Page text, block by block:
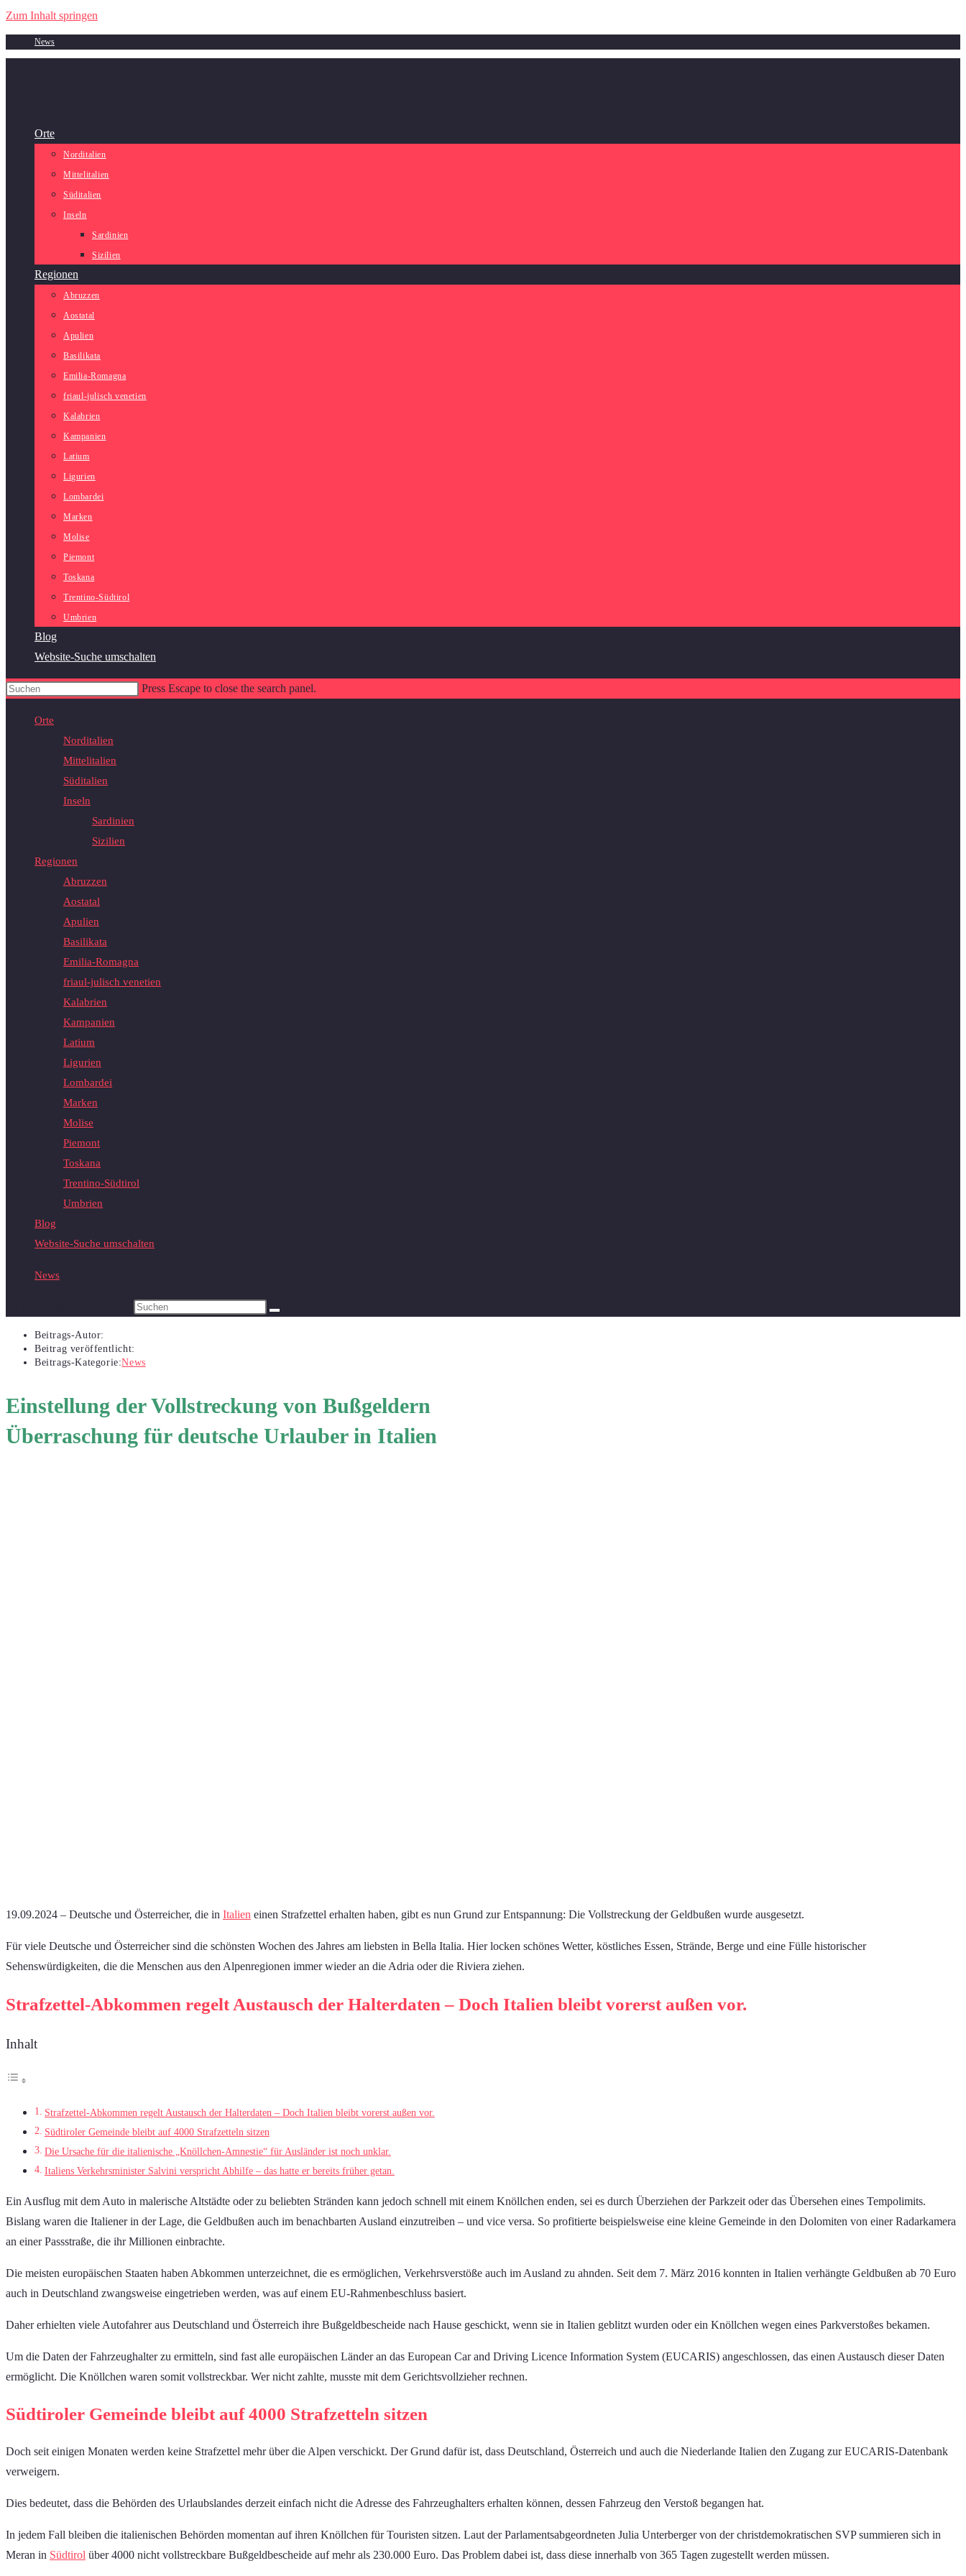
Zum Inhalt springen
News
Orte
Norditalien
Mittelitalien
Süditalien
Inseln
Sardinien
Sizilien
Regionen
Abruzzen
Aostatal
Apulien
Basilikata
Emilia-Romagna
friaul-julisch venetien
Kalabrien
Kampanien
Latium
Ligurien
Lombardei
Marken
Molise
Piemont
Toskana
Trentino-Südtirol
Umbrien
Blog
Website-Suche umschalten
Press Escape to close the search panel.
Orte
Norditalien
Mittelitalien
Süditalien
Inseln
Sardinien
Sizilien
Regionen
Abruzzen
Aostatal
Apulien
Basilikata
Emilia-Romagna
friaul-julisch venetien
Kalabrien
Kampanien
Latium
Ligurien
Lombardei
Marken
Molise
Piemont
Toskana
Trentino-Südtirol
Umbrien
Blog
Website-Suche umschalten
News
Beitrags-Autor:
Beitrag veröffentlicht:
Beitrags-Kategorie:News
Einstellung der Vollstreckung von Bußgeldern
Überraschung für deutsche Urlauber in Italien
19.09.2024 – Deutsche und Österreicher, die in Italien einen Strafzettel erhalten haben, gibt es nun Grund zur Entspannung: Die Vollstreckung der Geldbußen wurde ausgesetzt.
Für viele Deutsche und Österreicher sind die schönsten Wochen des Jahres am liebsten in Bella Italia. Hier locken schönes Wetter, köstliches Essen, Strände, Berge und eine Fülle historischer
Sehenswürdigkeiten, die die Menschen aus den Alpenregionen immer wieder an die Adria oder die Riviera ziehen.
Strafzettel-Abkommen regelt Austausch der Halterdaten – Doch Italien bleibt vorerst außen vor.
Inhalt
Strafzettel-Abkommen regelt Austausch der Halterdaten – Doch Italien bleibt vorerst außen vor.
Südtiroler Gemeinde bleibt auf 4000 Strafzetteln sitzen
Die Ursache für die italienische „Knöllchen-Amnestie“ für Ausländer ist noch unklar.
Italiens Verkehrsminister Salvini verspricht Abhilfe – das hatte er bereits früher getan.
Ein Ausflug mit dem Auto in malerische Altstädte oder zu beliebten Stränden kann jedoch schnell mit einem Knöllchen enden, sei es durch Überziehen der Parkzeit oder das Übersehen eines Tempolimits.
Bislang waren die Italiener in der Lage, die Geldbußen auch im benachbarten Ausland einzutreiben – und vice versa. So profitierte beispielsweise eine kleine Gemeinde in den Dolomiten von einer Radarkamera
an einer Passstraße, die ihr Millionen einbrachte.
Die meisten europäischen Staaten haben Abkommen unterzeichnet, die es ermöglichen, Verkehrsverstöße auch im Ausland zu ahnden. Seit dem 7. März 2016 konnten in Italien verhängte Geldbußen ab 70 Euro
auch in Deutschland zwangsweise eingetrieben werden, was auf einem EU-Rahmenbeschluss basiert.
Daher erhielten viele Autofahrer aus Deutschland und Österreich ihre Bußgeldbescheide nach Hause geschickt, wenn sie in Italien geblitzt wurden oder ein Knöllchen wegen eines Parkverstoßes bekamen.
Um die Daten der Fahrzeughalter zu ermitteln, sind fast alle europäischen Länder an das European Car and Driving Licence Information System (EUCARIS) angeschlossen, das einen Austausch dieser Daten
ermöglicht. Die Knöllchen waren somit vollstreckbar. Wer nicht zahlte, musste mit dem Gerichtsvollzieher rechnen.
Südtiroler Gemeinde bleibt auf 4000 Strafzetteln sitzen
Doch seit einigen Monaten werden keine Strafzettel mehr über die Alpen verschickt. Der Grund dafür ist, dass Deutschland, Österreich und auch die Niederlande Italien den Zugang zur EUCARIS-Datenbank
verweigern.
Dies bedeutet, dass die Behörden des Urlaubslandes derzeit einfach nicht die Adresse des Fahrzeughalters erhalten können, dessen Fahrzeug den Verstoß begangen hat.
In jedem Fall bleiben die italienischen Behörden momentan auf ihren Knöllchen für Touristen sitzen. Laut der Parlamentsabgeordneten Julia Unterberger von der christdemokratischen SVP summieren sich in
Meran in Südtirol über 4000 nicht vollstreckbare Bußgeldbescheide auf mehr als 230.000 Euro. Das Problem dabei ist, dass diese innerhalb von 365 Tagen zugestellt werden müssen.